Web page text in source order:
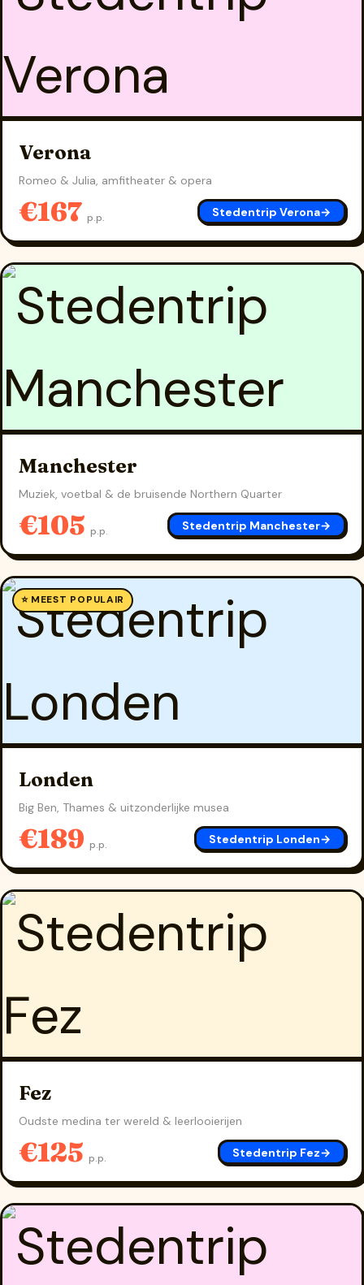
Verona
Romeo & Julia, amfitheater & opera
€167 p.p. Stedentrip Verona→
Manchester
Muziek, voetbal & de bruisende Northern Quarter
€105 p.p. Stedentrip Manchester→
⭐ MEEST POPULAIR
Londen
Big Ben, Thames & uitzonderlijke musea
€189 p.p. Stedentrip Londen→
Fez
Oudste medina ter wereld & leerlooierijen
€125 p.p. Stedentrip Fez→